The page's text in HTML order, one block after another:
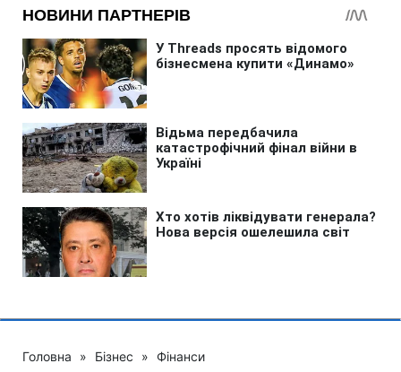
Головна » Бізнес » Фінанси